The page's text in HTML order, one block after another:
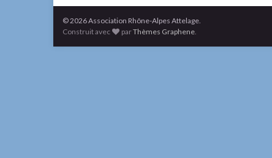
© 2026 Association Rhône-Alpes Attelage.
Construit avec
parThèmes Graphene